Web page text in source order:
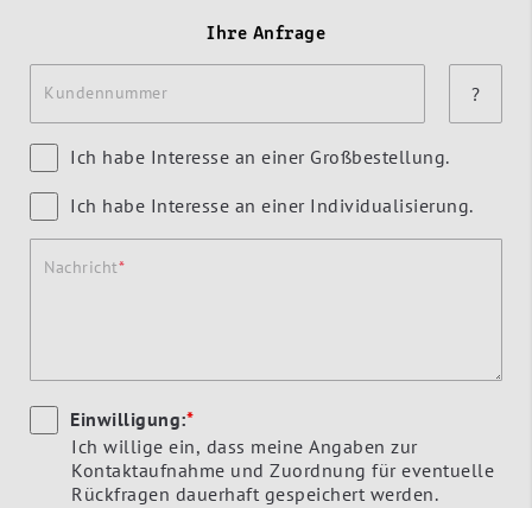
Ihre Anfrage
Kundennummer ?
Ich habe Interesse an einer Großbestellung.
Ich habe Interesse an einer Individualisierung.
Nachricht
Einwilligung:*
Ich willige ein, dass meine Angaben zur
Kontaktaufnahme und Zuordnung für eventuelle
Rückfragen dauerhaft gespeichert werden.